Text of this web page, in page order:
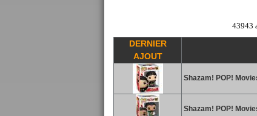
43943
DERNIER
AJOUT
Shazam! POP!
Shazam! POP!